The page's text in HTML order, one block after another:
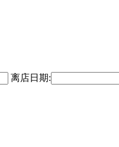
离店日期: